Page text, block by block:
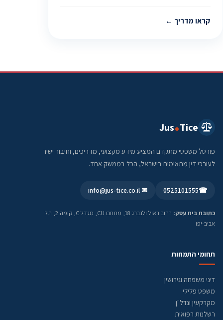
קראו מדריך
Jus Tice
פורטל משפטי מתקדם המציע מידע מקצועי, מדריכים, וחיבור ישיר
לעורכי דין מתאימים בישראל, הכל בממשק אחד.
☎
0525101555
✉ info@jus-tice.co.il
כתובת בית עסק:
רחוב ראול ולנברג 18, מתחם CU, מגדל C, קומה 2, תל
אביב-יפו
תחומי התמחות
דיני משפחה וגירושין
משפט פלילי
מקרקעין ונדל"ן
רשלנות רפואית